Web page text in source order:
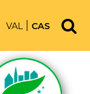
VAL CAS